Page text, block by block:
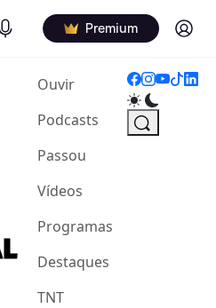
Podcasts Premium Log in
Ouvir(current)
Podcasts
Passou
Vídeos
Programas
Destaques
TNT